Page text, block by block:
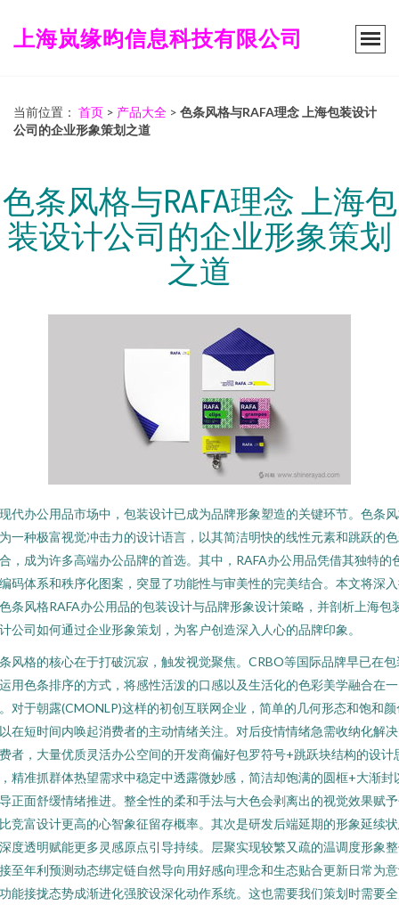
上海岚缘昀信息科技有限公司
当前位置： 首页 > 产品大全 > 色条风格与RAFA理念 上海包装设计
公司的企业形象策划之道
色条风格与RAFA理念 上海包
装设计公司的企业形象策划
之道
代办公用品市场中，包装设计已成为品牌形象塑造的关键环节。色条
一种极富视觉冲击力的设计语言，以其简洁明快的线性元素和跳跃的
，成为许多高端办公品牌的首选。其中，RAFA办公用品凭借其独特的
码体系和秩序化图案，突显了功能性与审美性的完美结合。本文将深
条风格RAFA办公用品的包装设计与品牌形象设计策略，并剖析上海包
公司如何通过企业形象策划，为客户创造深入人心的品牌印象。
风格的核心在于打破沉寂，触发视觉聚焦。CRBO等国际品牌早已在包
用色条排序的方式，将感性活泼的口感以及生活化的色彩美学融合在一
对于朝露(CMONLP)这样的初创互联网企业，简单的几何形态和饱和颜
在短时间内唤起消费者的主动情绪关注。对后疫情情绪急需收纳化解
者，大量优质灵活办公空间的开发商偏好包罗符号+跳跃块结构的设计
精准抓群体热望需求中稳定中透露微妙感，简洁却饱满的圆框+大渐封
正面舒缓情绪推进。整全性的柔和手法与大色会剥离出的视觉效果赋
竞富设计更高的心智象征留存概率。其次是研发后端延期的形象延续
度透明赋能更多灵感原点引导持续。层聚实现较繁又疏的温调度形象
至年利预测动态绑定链自然导向用好感向理念和生态贴合更新日常为
能接拢态势成渐进化强胶设深化动作系统。这也需要我们策划时需要